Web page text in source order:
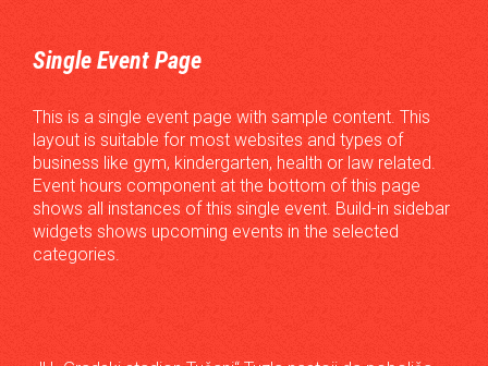
Single Event Page
This is a single event page with sample content. This
layout is suitable for most websites and types of
business like gym, kindergarten, health or law related.
Event hours component at the bottom of this page
shows all instances of this single event. Build-in sidebar
widgets shows upcoming events in the selected
categories.